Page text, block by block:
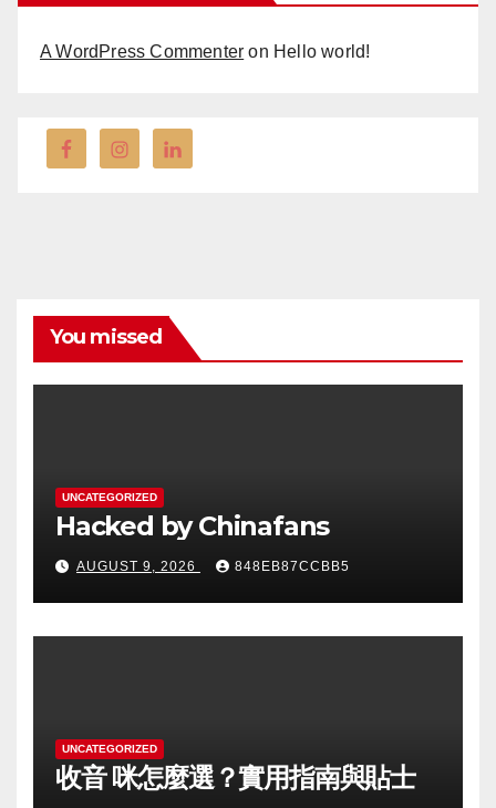
A WordPress Commenter on Hello world!
You missed
UNCATEGORIZED
Hacked by Chinafans
AUGUST 9, 2026 848EB87CCBB5
UNCATEGORIZED
收音 咪怎麼選？實用指南與貼士